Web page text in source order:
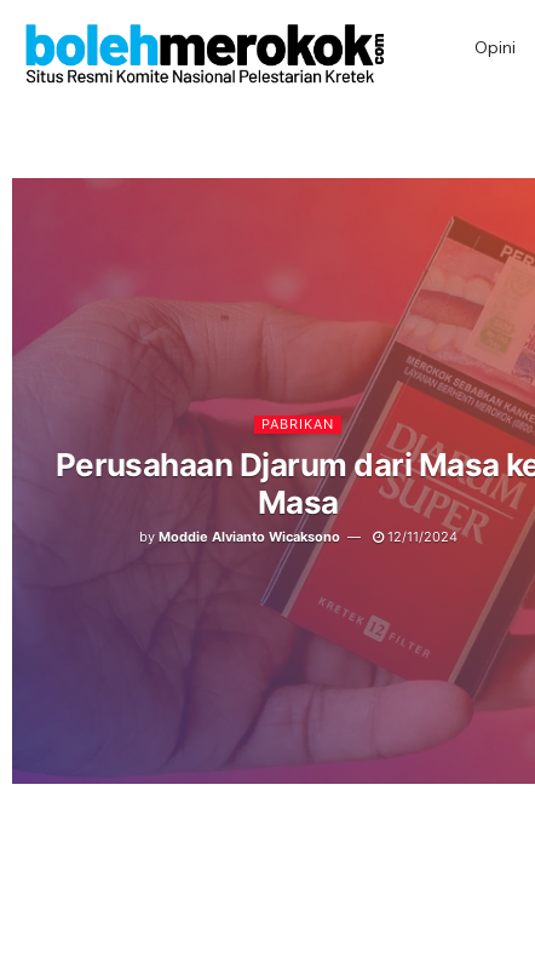
Opini
PABRIKAN
Perusahaan Djarum dari Masa
Masa
by Moddie Alvianto Wicaksono 12/11/2024